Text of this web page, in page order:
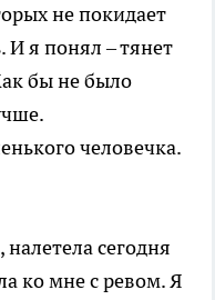
не покидает
И я понял – тянет
бы не было
человечка.
сегодня
ко мне с ревом. Я